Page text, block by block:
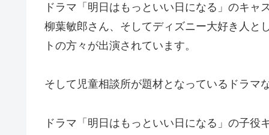
ドラマ「明日はもっといい日になる」のキ
柳葉敏郎さん、そしてディズニー大好き人と
トの方々が出演されています。
そして児童相談所が題材となっているドラマ
ドラマ「明日はもっといい日になる」の子役